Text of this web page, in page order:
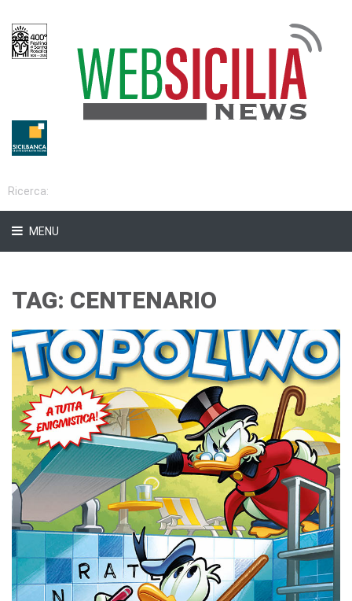
MENU
TAG: CENTENARIO